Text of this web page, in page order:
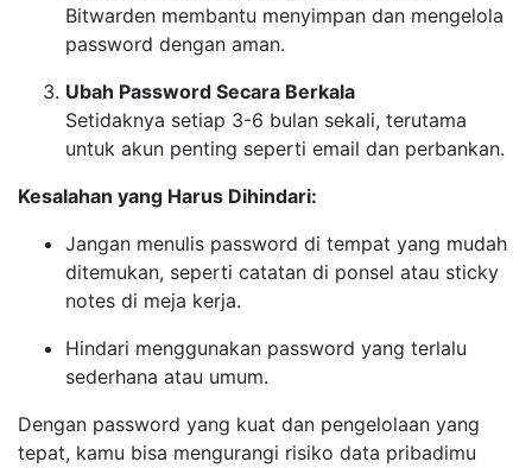
Bitwarden membantu menyimpan dan mengelola
password dengan aman.
Ubah Password Secara Berkala
Setidaknya setiap 3-6 bulan sekali, terutama
untuk akun penting seperti email dan perbankan.
Kesalahan yang Harus Dihindari:
Jangan menulis password di tempat yang mudah
ditemukan, seperti catatan di ponsel atau sticky
notes di meja kerja.
Hindari menggunakan password yang terlalu
sederhana atau umum.
Dengan password yang kuat dan pengelolaan yang
tepat, kamu bisa mengurangi risiko data pribadimu